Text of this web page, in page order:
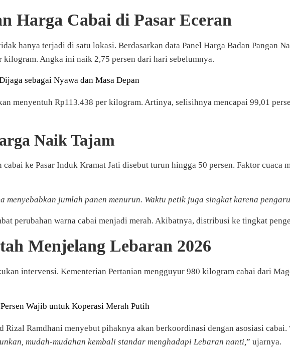
Harga Cabai di Pasar Eceran
hanya terjadi di satu lokasi. Berdasarkan data Panel Harga Badan Pangan
kilogram. Angka ini naik 2,75 persen dari hari sebelumnya.
sebagai Nyawa dan Masa Depan
menyentuh Rp113.438 per kilogram. Artinya, selisihnya mencapai 99,01
Naik Tajam
ke Pasar Induk Kramat Jati disebut turun hingga 50 persen. Faktor cuaca
menyebabkan jumlah panen menurun. Waktu petik juga singkat karena
perubahan warna cabai menjadi merah. Akibatnya, distribusi ke tingkat
Menjelang Lebaran 2026
intervensi. Kementerian Pertanian mengguyur 980 kilogram cabai dari
Wajib untuk Koperasi Merah Putih
Rizal Ramdhani menyebut pihaknya akan berkoordinasi dengan asosiasi cabai.
mudah-mudahan kembali standar menghadapi Lebaran nanti,” ujarnya.